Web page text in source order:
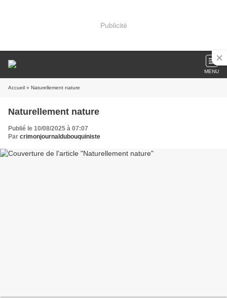
Publicité
MENU
Accueil » Naturellement nature
Naturellement nature
Publié le 10/08/2025 à 07:07
Par crimonjournaldubouquiniste